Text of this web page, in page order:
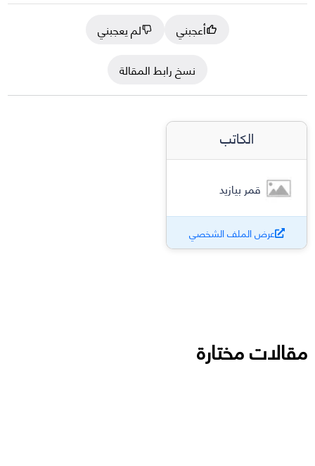
أعجبني
لم يعجبني
نسخ رابط المقالة
الكاتب
قمر بيازيد
عرض الملف الشخصي
مقالات مختارة